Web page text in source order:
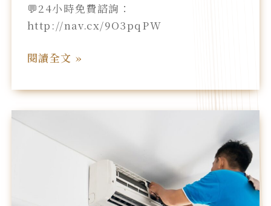
💬24小時免費諮詢：
http://nav.cx/9O3pqPW
閱讀全文 »
光